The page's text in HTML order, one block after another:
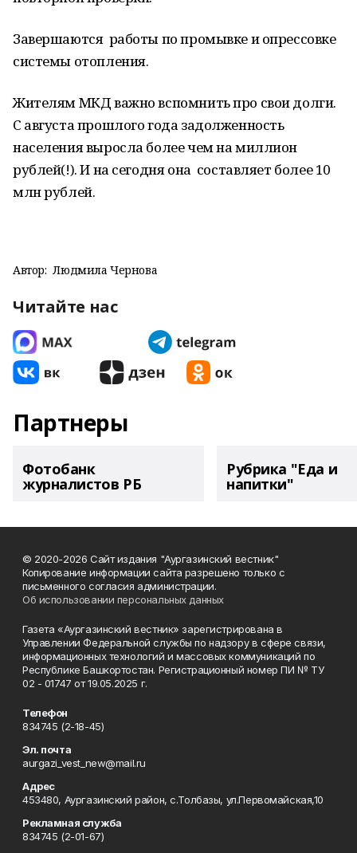
Завершаются работы по промывке и опрессовке
системы отопления.
Жителям МКД важно вспомнить про свои долги.
С августа прошлого года задолженность
населения выросла более чем на миллион
рублей(!). И на сегодня она составляет более 10
млн рублей.
Автор: Людмила Чернова
Читайте нас
Партнеры
Фотобанк
журналистов РБ
Рубрика "Еда и
напитки"
© 2020-2026 Сайт издания "Аургазинский вестник"
Копирование информации сайта разрешено только с
письменного согласия администрации.
Об использовании персональных данных
Газета «Аургазинский вестник» зарегистрирована в
Управлении Федеральной службы по надзору в сфере связи,
информационных технологий и массовых коммуникаций по
Республике Башкортостан. Регистрационный номер ПИ № ТУ
02 - 01747 от 19.05.2025 г.
Телефон
834745 (2-18-45)
Эл. почта
aurgazi_vest_new@mail.ru
Адрес
453480, Аургазинский район, с.Толбазы, ул.Первомайская,10
Рекламная служба
834745 (2-01-67)